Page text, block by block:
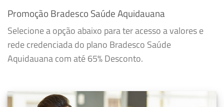
Promoção Bradesco Saúde Aquidauana
Selecione a opção abaixo para ter acesso a valores e
rede credenciada do plano Bradesco Saúde
Aquidauana com até 65% Desconto.